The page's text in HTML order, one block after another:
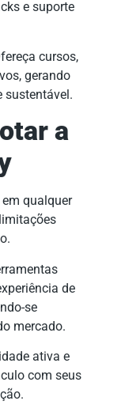
e suporte
cursos,
gerando
sustentável.
a
qualquer
de
se
mercado.
ativa e
com seus